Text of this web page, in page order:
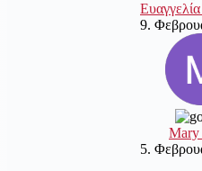
9.
Mary
5.